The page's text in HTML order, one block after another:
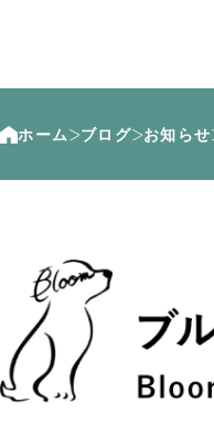
ホーム ブログ お知らせ